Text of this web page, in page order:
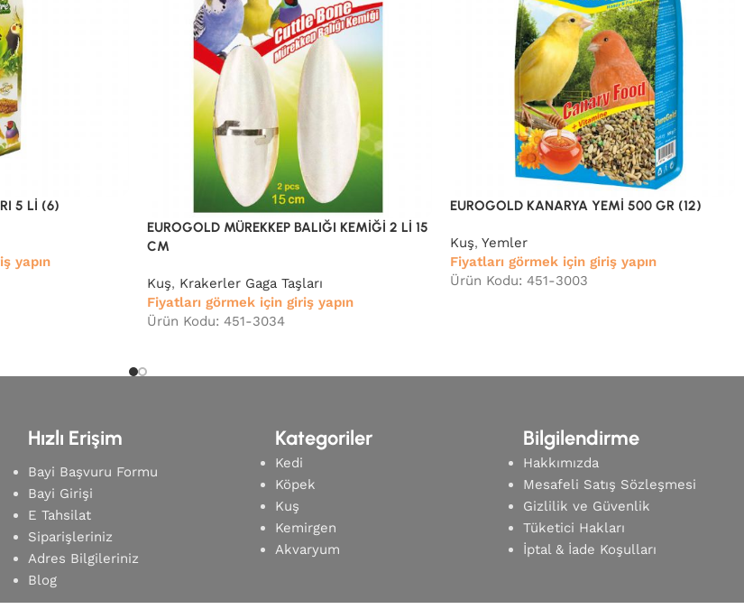
5 Lİ (6)
yapın
EUROGOLD MÜREKKEP BALIĞI KEMİĞİ 2 Lİ 15
CM
Kuş, Krakerler Gaga Taşları
Fiyatları görmek için giriş yapın
Ürün Kodu: 451-3034
EUROGOLD KANARYA YEMİ 500 GR (12)
Kuş, Yemler
Fiyatları görmek için giriş yapın
Ürün Kodu: 451-3003
Hızlı Erişim
Bayi Başvuru Formu
Bayi Girişi
E Tahsilat
Siparişleriniz
Adres Bilgileriniz
Blog
Kategoriler
Kedi
Köpek
Kuş
Kemirgen
Akvaryum
Bilgilendirme
Hakkımızda
Mesafeli Satış Sözleşmesi
Gizlilik ve Güvenlik
Tüketici Hakları
İptal & İade Koşulları